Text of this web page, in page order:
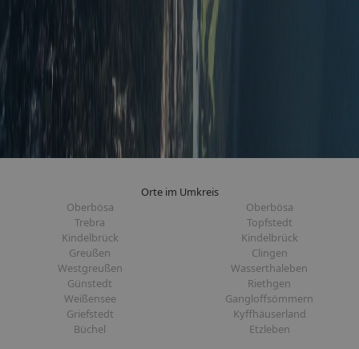
Orte im Umkreis
Oberbösa
Oberbösa
Trebra
Topfstedt
Kindelbrück
Kindelbrück
Greußen
Clingen
Westgreußen
Wasserthaleben
Günstedt
Riethgen
Weißensee
Gangloffsömmern
Griefstedt
Kyffhäuserland
Büchel
Etzleben